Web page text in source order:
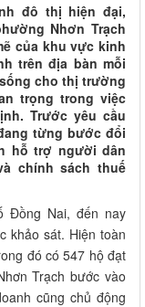
đô thị hiện đại,
Nhơn Trạch
của khu vực kinh
trên địa bàn mỗi
cho thị trường
trọng trong việc
Trước yêu cầu
từng bước đổi
hỗ trợ người dân
chính sách thuế
Đồng Nai, đến nay
khảo sát. Hiện toàn
đó có 547 hộ đạt
Trạch bước vào
cũng chủ động